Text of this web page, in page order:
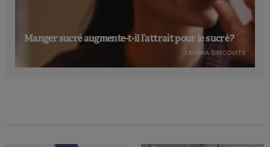
Manger sucré augmente-t-il l’attrait pour le sucré ?
LAVINIA SINCOVITS